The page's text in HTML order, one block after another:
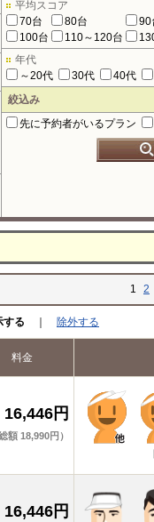
平均スコア
70台
80台
90
100台
110～120台
年代
～20代
30代 40代
絞込み
先に予約者がいるプラン
1 2
する 除外する
料金
16,446円
総額 18,990円）
16,446円